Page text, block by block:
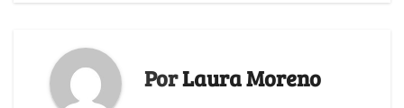
PorLaura Moreno